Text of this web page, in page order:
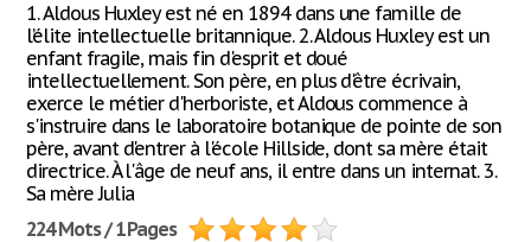
1. Aldous Huxley est né en 1894 dans une famille de
l’élite intellectuelle britannique. 2. Aldous Huxley est un
enfant fragile, mais fin d'esprit et doué
intellectuellement. Son père, en plus d'être écrivain,
exerce le métier d'herboriste, et Aldous commence à
s'instruire dans le laboratoire botanique de pointe de son
père, avant d'entrer à l'école Hillside, dont sa mère était
directrice. À l'âge de neuf ans, il entre dans un internat. 3.
Sa mère Julia
224 Mots / 1 Pages